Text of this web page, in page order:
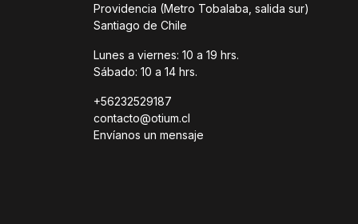
Providencia (Metro Tobalaba, salida sur)
Santiago de Chile
Lunes a viernes: 10 a 19 hrs.
Sábado: 10 a 14 hrs.
+56232529187
contacto@otium.cl
Envíanos un mensaje